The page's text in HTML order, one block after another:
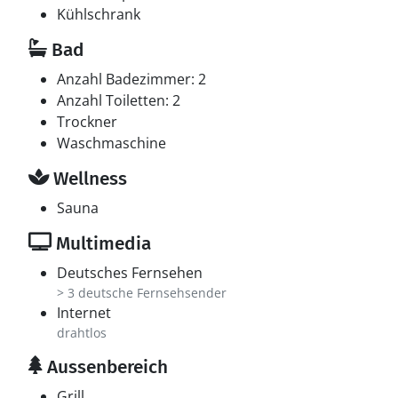
Kühlschrank
Bad
Anzahl Badezimmer: 2
Anzahl Toiletten: 2
Trockner
Waschmaschine
Wellness
Sauna
Multimedia
Deutsches Fernsehen
> 3 deutsche Fernsehsender
Internet
drahtlos
Aussenbereich